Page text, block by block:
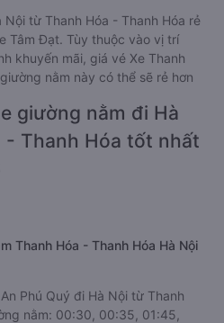
từ Thanh Hóa - Thanh Hóa rẻ
Tâm Đạt. Tùy thuộc vào vị trí
khuyến mãi, giá vé Xe Thanh
nằm này có thể sẽ rẻ hơn
giường nằm đi Hà
- Thanh Hóa tốt nhất
Thanh Hóa - Thanh Hóa Hà Nội
Phú Quý đi Hà Nội từ Thanh
nằm: 00:30, 00:35, 01:45,